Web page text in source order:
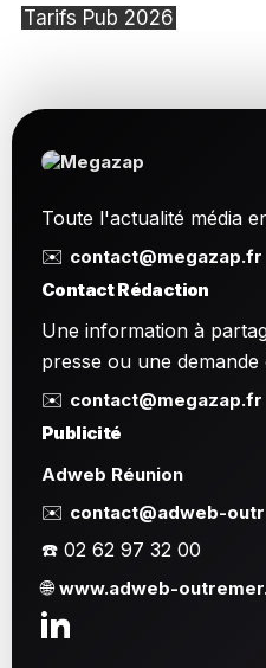
Tarifs Pub 2026
Toute l'actualité média
✉️ contact@megazap.fr
Contact Rédaction
Une information à
presse ou une demande
✉️ contact@megazap.fr
Publicité
Adweb Réunion
✉️ contact@adweb-
☎️ 02 62 97 32 00
🌐www.adweb-